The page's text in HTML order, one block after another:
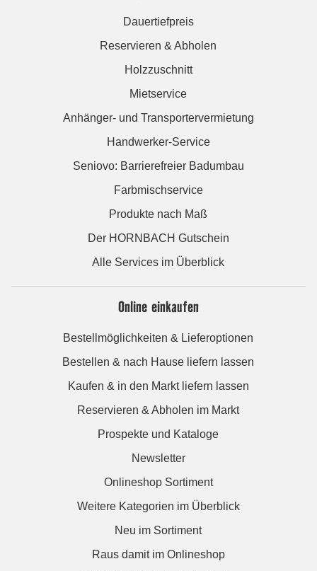
Dauertiefpreis
Reservieren & Abholen
Holzzuschnitt
Mietservice
Anhänger- und Transportervermietung
Handwerker-Service
Seniovo: Barrierefreier Badumbau
Farbmischservice
Produkte nach Maß
Der HORNBACH Gutschein
Alle Services im Überblick
Online einkaufen
Bestellmöglichkeiten & Lieferoptionen
Bestellen & nach Hause liefern lassen
Kaufen & in den Markt liefern lassen
Reservieren & Abholen im Markt
Prospekte und Kataloge
Newsletter
Onlineshop Sortiment
Weitere Kategorien im Überblick
Neu im Sortiment
Raus damit im Onlineshop